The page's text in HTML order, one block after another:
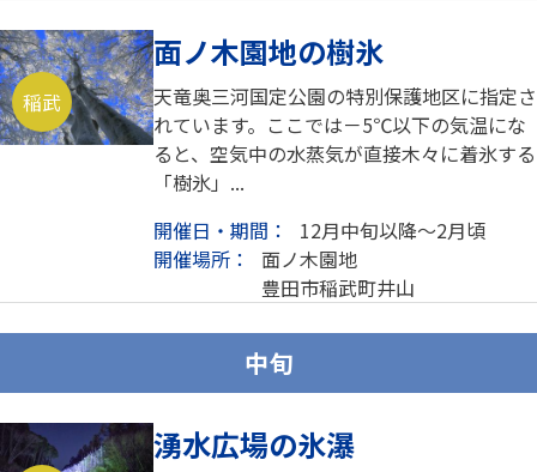
稲武
面ノ木園地の樹氷
天竜奥三河国定公園の特別保護地区に指定さ
れています。ここでは－5℃以下の気温にな
ると、空気中の水蒸気が直接木々に着氷する
「樹氷」...
開催日・期間：
12月中旬以降～2月頃
開催場所：
面ノ木園地
豊田市稲武町井山
中旬
湧水広場の氷瀑